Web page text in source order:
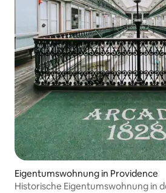
Eigentumswohnung in Providence
Historische Eigentumswohnung in